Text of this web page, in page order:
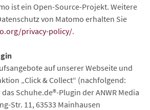
ist ein Open-Source-Projekt. Weitere
von Matomo erhalten Sie
privacy-policy/.
auf unserer Webseite und
„Click & Collect“ (nachfolgend:
Schuhe.de®-Plugin der ANWR Media
Str. 11, 63533 Mainhausen